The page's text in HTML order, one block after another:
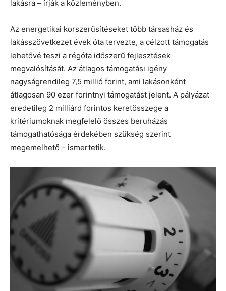
lakásra – írják a közleményben.
Az energetikai korszerűsítéseket több társasház és
lakásszövetkezet évek óta tervezte, a célzott támogatás
lehetővé teszi a régóta időszerű fejlesztések
megvalósítását. Az átlagos támogatási igény
nagyságrendileg 7,5 millió forint, ami lakásonként
átlagosan 90 ezer forintnyi támogatást jelent. A pályázat
eredetileg 2 milliárd forintos keretösszege a
kritériumoknak megfelelő összes beruházás
támogathatósága érdekében szükség szerint
megemelhető – ismertetik.